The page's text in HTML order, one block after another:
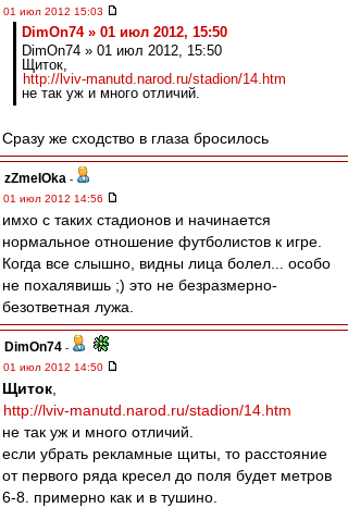
01 июл 2012 15:03
DimOn74 » 01 июл 2012, 15:50
DimOn74 » 01 июл 2012, 15:50
Щиток,
http://lviv-manutd.narod.ru/stadion/14.htm
не так уж и много отличий.
Сразу же сходство в глаза бросилось
zZmeIOka -
01 июл 2012 14:56
имхо с таких стадионов и начинается
нормальное отношение футболистов к игре.
Когда все слышно, видны лица болел... особо
не похалявишь ;) это не безразмерно-
безответная лужа.
DimOn74 -
01 июл 2012 14:50
Щиток
http://lviv-manutd.narod.ru/stadion/14.htm
не так уж и много отличий.
если убрать рекламные щиты, то расстояние
от первого ряда кресел до поля будет метров
6-8. примерно как и в тушино.